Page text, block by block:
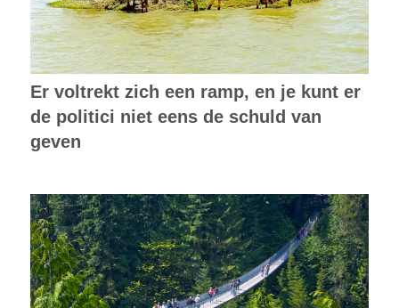
Er voltrekt zich een ramp, en je kunt er
de politici niet eens de schuld van
geven